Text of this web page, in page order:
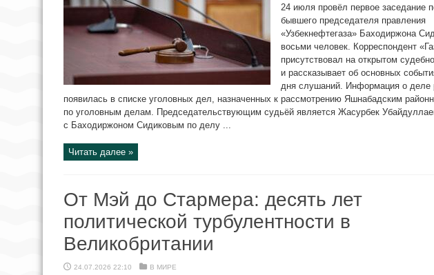
24 июля провёл первое заседание
бывшего председателя правления
«Узбекнефтегаза» Баходиржона
восьми человек. Корреспондент
присутствовал на открытом
и рассказывает об основных
дня слушаний. Информация о деле
появилась в списке уголовных дел, назначенных к рассмотрению Яшнабадским
по уголовным делам. Председательствующим судьёй является Жасурбек
с Баходиржоном Сидиковым по делу ...
Читать далее »
От Мэй до Стармера: десять лет
политической турбулентности в
Великобритании
24.07.2026 22:10 В МИРЕ